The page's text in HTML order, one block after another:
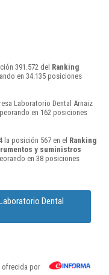
391.572 del Ranking
en 34.135 posiciones
Laboratorio Dental Arnaiz
en 162 posiciones
la posición 567 en el Ranking
y suministros
en 38 posiciones
Dental
ofrecida por